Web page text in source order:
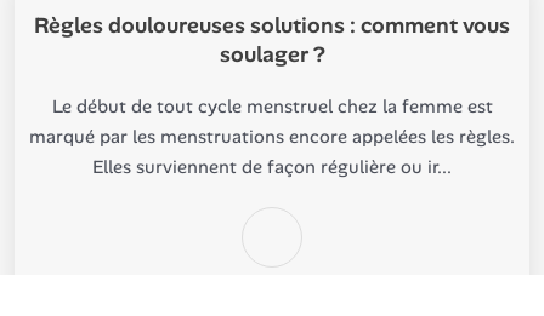
Règles douloureuses solutions : comment vous
soulager ?
Le début de tout cycle menstruel chez la femme est
marqué par les menstruations encore appelées les règles.
Elles surviennent de façon régulière ou ir...